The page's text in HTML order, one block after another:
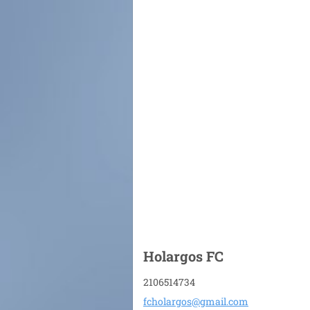
Holargos FC
2106514734
fcholargos@gmail.com